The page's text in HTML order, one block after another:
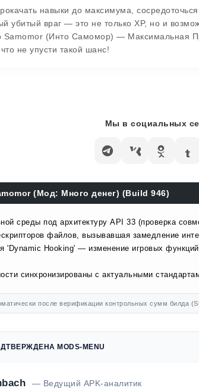
навыки до максимума,
убитый враг — это не только XP, но и
(Инто Самомор) — Максимальная
не упусти такой шанс!
Мы в социальных
(Мод: Много денег) (Build 946)
среды под архитектуру API 33 (проверка
файлов, вызывавшая замедление
'Dynamic Hooking' — изменение игровых
синхронизированы с актуальными
после верификации контрольных сумм билда
MODS-MENU
— Ведущий APK-аналитик